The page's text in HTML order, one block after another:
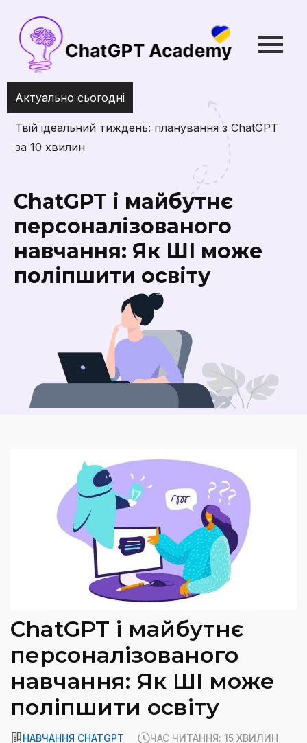
Актуально сьогодні
Як
ChatGPT і майбутнє
персоналізованого
навчання: Як ШІ може
поліпшити освіту
ChatGPT і майбутнє
персоналізованого
навчання: Як ШІ може
поліпшити освіту
НАВЧАННЯ CHATGPT ЧАС ЧИТАННЯ: 15 ХВИЛИН